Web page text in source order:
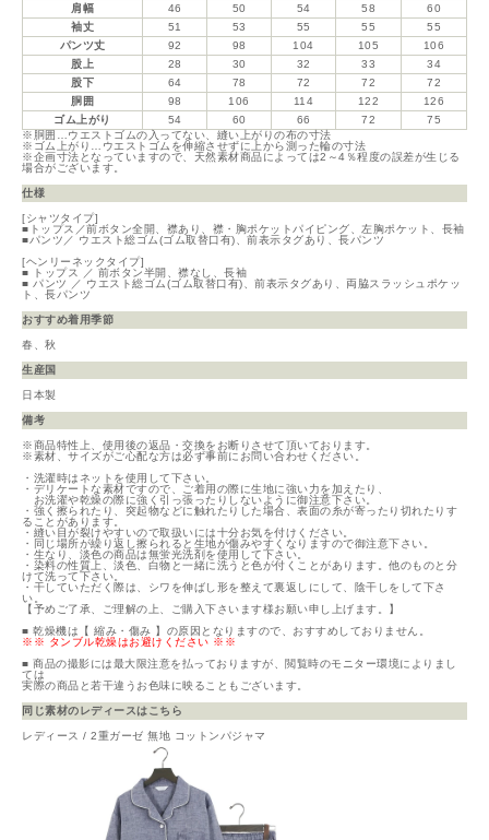
肩幅
46 50 54 58
60
袖丈
51 53 55 55
55
パンツ丈
92 98 104 105
106
股上
28 30 32 33
34
股下
64 78 72 72
72
胴囲
98 106 114 122
126
ゴム上がり
54 60 66 72
75
※胴囲…ウエストゴムの入ってない、縫い上がりの布の寸法
※ゴム上がり…ウエストゴムを伸縮させずに上から測った輪の寸法
※企画寸法となっていますので、天然素材商品によっては2～4％程度の誤差が生じる
場合がございます。
仕様
[シャツタイプ]
■トップス／前ボタン全開、襟あり、襟・胸ポケットパイピング、左胸ポケット、長袖
■パンツ／ ウエスト総ゴム(ゴム取替口有)、前表示タグあり、長パンツ
[ヘンリーネックタイプ]
■ トップス ／ 前ボタン半開、襟なし、長袖
■ パンツ ／ ウエスト総ゴム(ゴム取替口有)、前表示タグあり、両脇スラッシュポケッ
ト、長パンツ
おすすめ着用季節
春、秋
生産国
日本製
備考
※商品特性上、使用後の返品・交換をお断りさせて頂いております。
※素材、サイズがご心配な方は必ず事前にお問い合わせください。
・洗濯時はネットを使用して下さい。
・デリケートな素材ですので、ご着用の際に生地に強い力を加えたり、
お洗濯や乾燥の際に強く引っ張ったりしないように御注意下さい。
・強く擦られたり、突起物などに触れたりした場合、表面の糸が寄ったり切れたりす
ることがあります。
・縫い目が裂けやすいので取扱いには十分お気を付けください。
・同じ場所が繰り返し擦られると生地が傷みやすくなりますので御注意下さい。
・生なり、淡色の商品は無蛍光洗剤を使用して下さい。
・染料の性質上、淡色、白物と一緒に洗うと色が付くことがあります。他のものと分
けて洗って下さい。
・干していただく際は、シワを伸ばし形を整えて裏返しにして、陰干しをして下さ
い。
【予めご了承、ご理解の上、ご購入下さいます様お願い申し上げます。】
■ 乾燥機は【 縮み・傷み 】の原因となりますので、おすすめしておりません。
※※ タンブル乾燥はお避けください ※※
■ 商品の撮影には最大限注意を払っておりますが、閲覧時のモニター環境によりまし
ては
実際の商品と若干違うお色味に映ることもございます。
同じ素材のレディースはこちら
レディース / 2重ガーゼ 無地 コットンパジャマ